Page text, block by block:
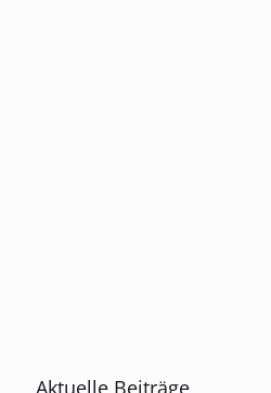
Aktuelle Beiträge